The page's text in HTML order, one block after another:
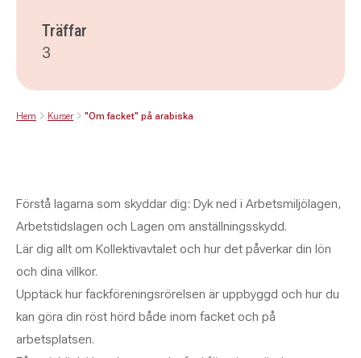
Träffar
3
Hem Kurser "Om facket" på arabiska
Förstå lagarna som skyddar dig: Dyk ned i Arbetsmiljölagen,
Arbetstidslagen och Lagen om anställningsskydd.
Lär dig allt om Kollektivavtalet och hur det påverkar din lön
och dina villkor.
Upptäck hur fackföreningsrörelsen är uppbyggd och hur du
kan göra din röst hörd både inom facket och på
arbetsplatsen.